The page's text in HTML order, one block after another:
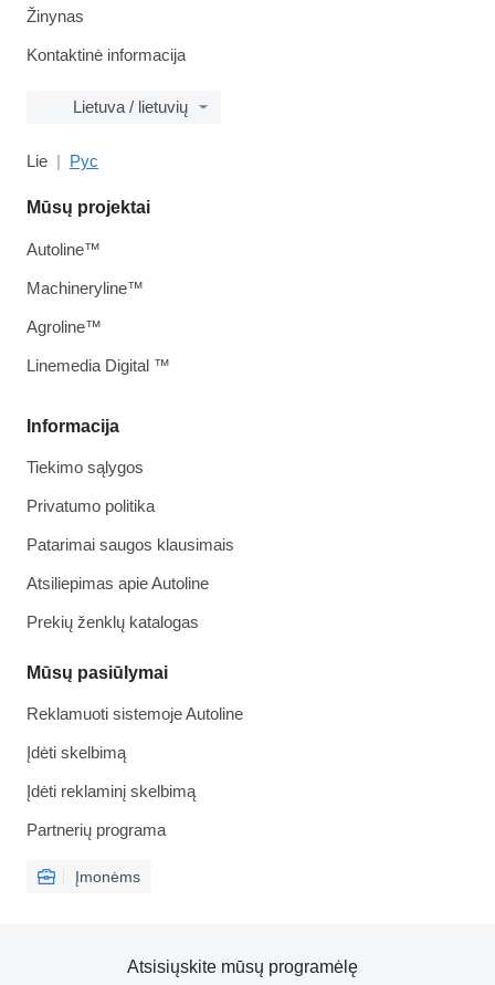
Žinynas
Kontaktinė informacija
Lietuva / lietuvių
Lie Рус
Informacija
Tiekimo sąlygos
Privatumo politika
Patarimai saugos klausimais
Atsiliepimas apie Autoline
Prekių ženklų katalogas
Mūsų pasiūlymai
Reklamuoti sistemoje Autoline
Įdėti skelbimą
Įdėti reklaminį skelbimą
Partnerių programa
Įmonėms
Mūsų projektai
Autoline™
Machineryline™
Agroline™
Linemedia Digital ™
Atsisiųskite mūsų programėlę